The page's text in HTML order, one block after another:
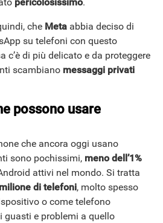
pericolosissimo.
che Meta abbia deciso di
su telefoni con questo
c’è di più delicato e da proteggere
scambiano messaggi privati
possono usare
che ancora oggi usano
sono pochissimi, meno dell’1%
attivi nel mondo. Si tratta
milione di telefoni, molto spesso
o come telefono
guasti e problemi a quello